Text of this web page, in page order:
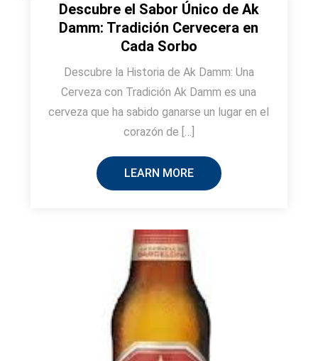
Descubre el Sabor Único de Ak
Damm: Tradición Cervecera en
Cada Sorbo
Descubre la Historia de Ak Damm: Una
Cerveza con Tradición Ak Damm es una
cerveza que ha sabido ganarse un lugar en el
corazón de […]
LEARN MORE